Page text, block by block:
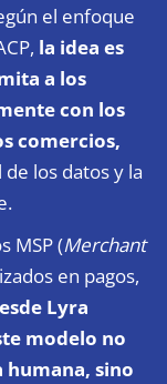
el enfoque
la idea es
a los
con los
comercios,
los datos y la
MSP (Merchant
en pagos,
Lyra
modelo no
sino